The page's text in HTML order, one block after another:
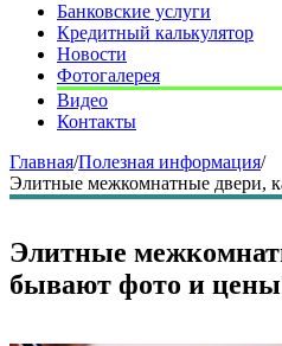
Банковские услуги
Кредитный калькулятор
Новости
Фотогалерея
Видео
Контакты
Главная/Полезная информация/
Элитные межкомнатные двери,
Элитные
бывают фото и